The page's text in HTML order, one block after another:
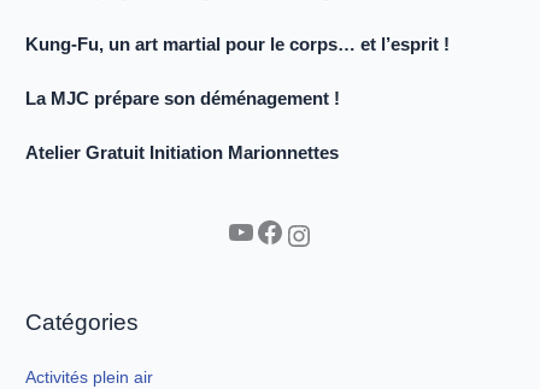
Kung-Fu, un art martial pour le corps… et l’esprit !
La MJC prépare son déménagement !
Atelier Gratuit Initiation Marionnettes
YouTube Facebook Instagram
Catégories
Activités plein air